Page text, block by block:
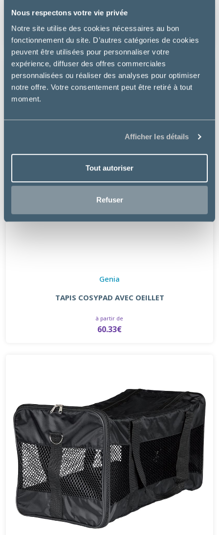
Nous respectons votre vie privée
Notre site utilise des cookies nécessaires au bon
fonctionnement du site. D’autres catégories de cookies
peuvent être utilisées pour personnaliser votre
expérience, diffuser des offres commerciales
personnalisées ou réaliser des analyses pour optimiser
notre offre. Votre consentement peut être retiré à tout
moment.
Afficher les détails
Tout autoriser
Refuser
CAGE GULLIVER
17.76 €
Genia
TAPIS COSYPAD AVEC OEILLET
à partir de
60.33€